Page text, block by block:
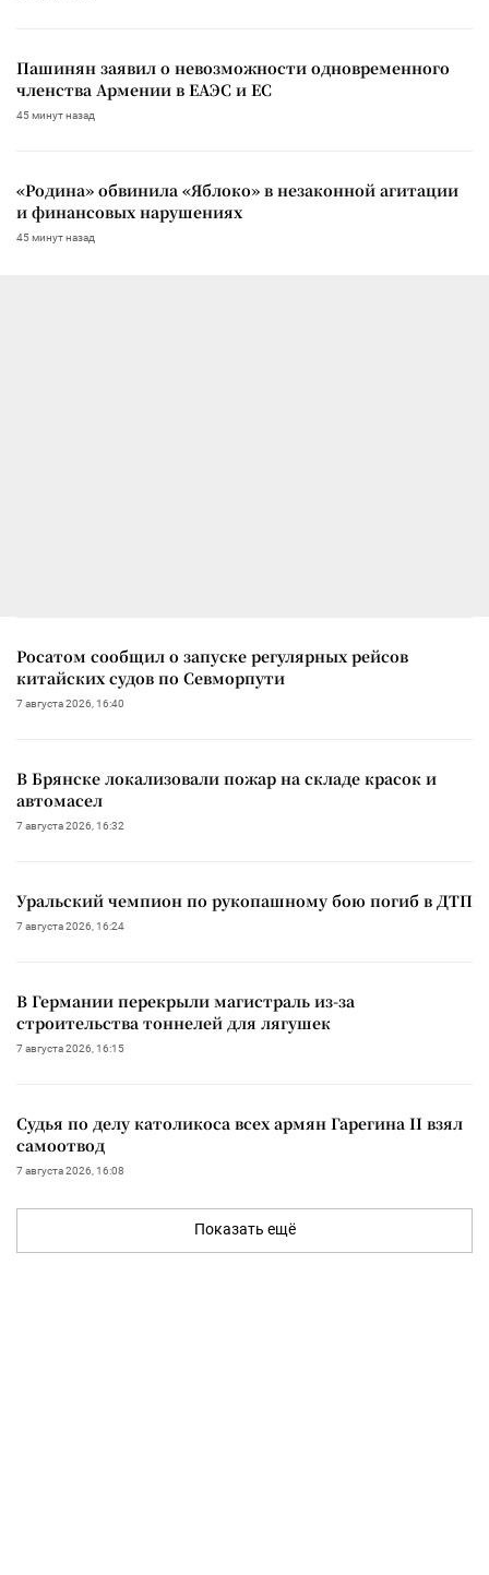
Пашинян заявил о невозможности одновременного
членства Армении в ЕАЭС и ЕС
45 минут назад
«Родина» обвинила «Яблоко» в незаконной агитации
и финансовых нарушениях
45 минут назад
Росатом сообщил о запуске регулярных рейсов
китайских судов по Севморпути
7 августа 2026, 16:40
В Брянске локализовали пожар на складе красок и
автомасел
7 августа 2026, 16:32
Уральский чемпион по рукопашному бою погиб в ДТП
7 августа 2026, 16:24
В Германии перекрыли магистраль из-за
строительства тоннелей для лягушек
7 августа 2026, 16:15
Судья по делу католикоса всех армян Гарегина II взял
самоотвод
7 августа 2026, 16:08
Показать ещё